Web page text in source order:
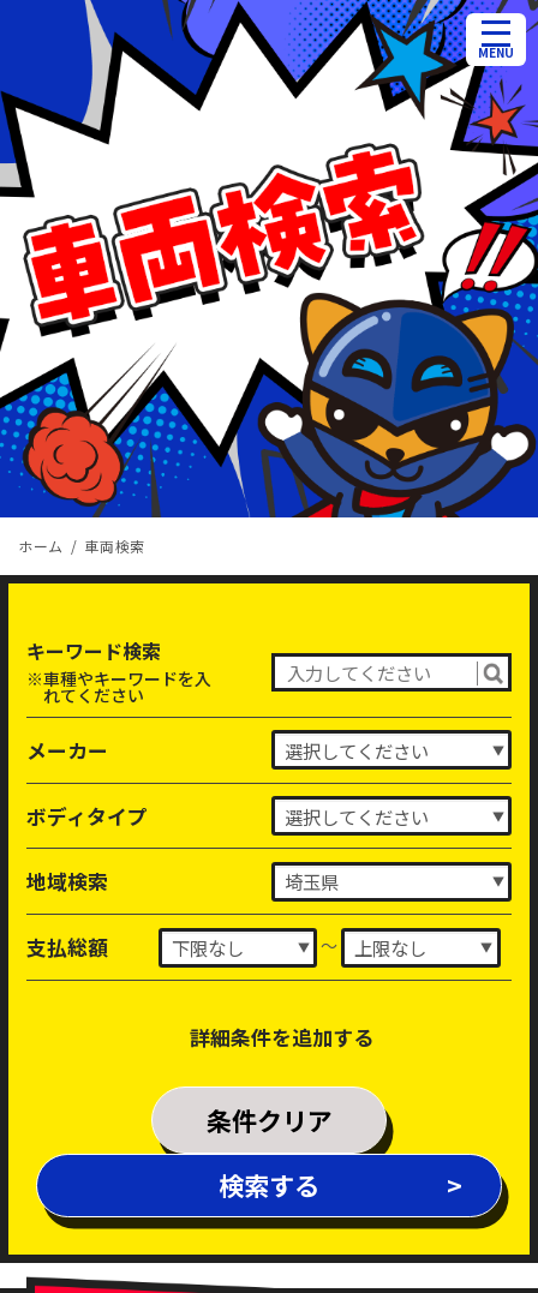
ホーム 車両検索
キーワード検索
※車種やキーワードを入
れてください
メーカー
ボディタイプ
地域検索
支払総額 ～
詳細条件を追加する
排気量
年式 ～
新着車両
条件クリア
検索する